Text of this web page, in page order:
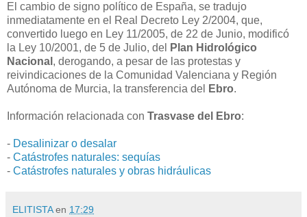
El cambio de signo político de España, se tradujo
inmediatamente en el Real Decreto Ley 2/2004, que,
convertido luego en Ley 11/2005, de 22 de Junio, modificó
la Ley 10/2001, de 5 de Julio, del
Plan Hidrológico
Nacional , derogando, a pesar de las protestas y
reivindicaciones de la Comunidad Valenciana y Región
Autónoma de Murcia, la transferencia del
Ebro.
Información relacionada con Trasvase del Ebro:
- Desalinizar o desalar
- Catástrofes naturales: sequías
- Catástrofes naturales y obras hidráulicas
ELITISTA en 17:29